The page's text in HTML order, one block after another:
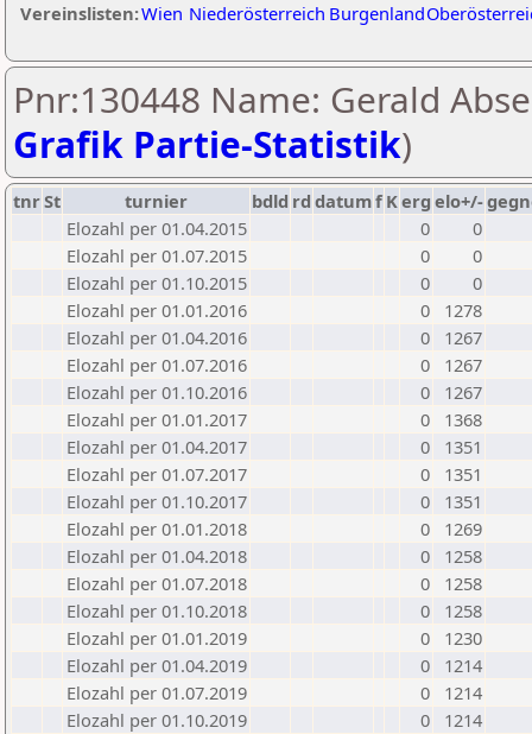
Vereinslisten:Wien Niederösterreich Burgenland
Pnr:130448 Name: Gerald
Grafik Partie-Statistik)
tnrSt turnier bdld rd datumf Kerg elo+/-
Elozahl per 01.04.2015
0
0
Elozahl per 01.07.2015
0
0
Elozahl per 01.10.2015
0
0
Elozahl per 01.01.2016
0
1278
Elozahl per 01.04.2016
0
1267
Elozahl per 01.07.2016
0
1267
Elozahl per 01.10.2016
0
1267
Elozahl per 01.01.2017
0
1368
Elozahl per 01.04.2017
0
1351
Elozahl per 01.07.2017
0
1351
Elozahl per 01.10.2017
0
1351
Elozahl per 01.01.2018
0
1269
Elozahl per 01.04.2018
0
1258
Elozahl per 01.07.2018
0
1258
Elozahl per 01.10.2018
0
1258
Elozahl per 01.01.2019
0
1230
Elozahl per 01.04.2019
0
1214
Elozahl per 01.07.2019
0
1214
Elozahl per 01.10.2019
0
1214